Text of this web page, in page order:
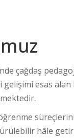
çağdaş
esas
hâle